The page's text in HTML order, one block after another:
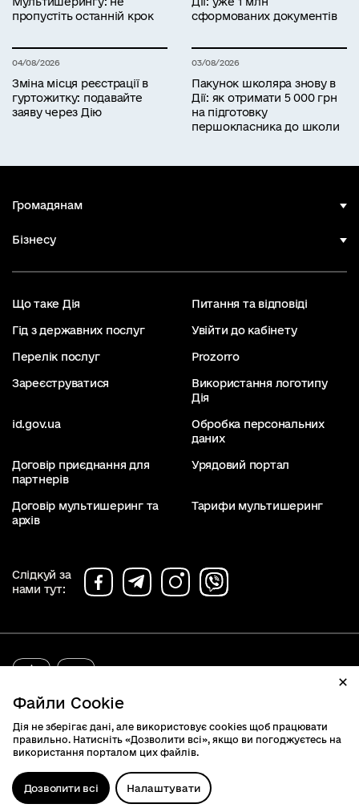
Файли Cookie
Дія не зберігає дані, але використовує cookies щоб працювати
правильно. Натисніть «Дозволити всі», якщо ви погоджуєтесь на
використання порталом цих файлів.
Дозволити всі Налаштувати
пропустіть останній крок
сформованих документів
04/08/2026
Зміна місця реєстрації в
гуртожитку: подавайте
заяву через Дію
03/08/2026
Пакунок школяра знову в
Дії: як отримати 5 000 грн
на підготовку
першокласника до школи
Громадянам
Бізнесу
Що таке Дія Питання та відповіді
Гід з державних послуг Увійти до кабінету
Перелік послуг Prozorro
Зареєструватися
Використання логотипу
Дія
id.gov.ua
Обробка персональних
даних
Договір приєднання для
партнерів
Урядовий портал
Договір мультишеринг та
архів
Тарифи мультишеринг
Слідкуй за
нами тут: